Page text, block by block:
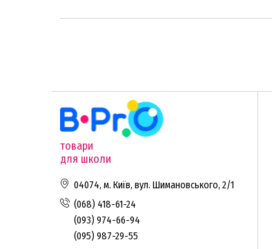
товари
для школи
04074, м. Київ, вул. Шимановського, 2/1
(068) 418-61-24
(093) 974-66-94
(095) 987-29-55